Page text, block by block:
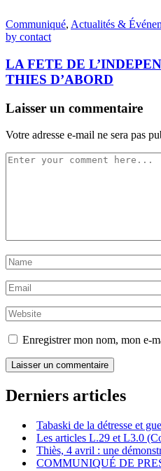
Communiqué, Actualités &
by contact
LA FETE DE
THIES D’ABORD
Laisser un commentaire
Votre adresse e-mail ne sera pas
Enregistrer mon nom, mon e-
Derniers articles
Tabaski de la détresse et
Les articles L.29 et L3.0
‎Thiès, 4 avril : une
COMMUNIQUÉ DE